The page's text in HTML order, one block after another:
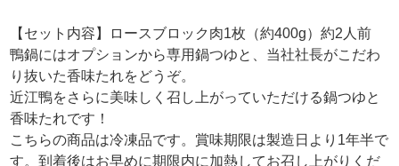
【セット内容】ロースブロック肉1枚（約400g）約2人前
鴨鍋にはオプションから専用鍋つゆと、当社社長がこだわ
り抜いた香味たれをどうぞ。
近江鴨をさらに美味しく召し上がっていただける鍋つゆと
香味たれです！
こちらの商品は冷凍品です。賞味期限は製造日より1年半で
す。到着後はお早めに期限内に加熱してお召し上がりくだ